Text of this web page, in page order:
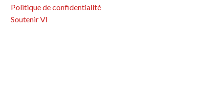
Politique de confidentialité
Soutenir VI